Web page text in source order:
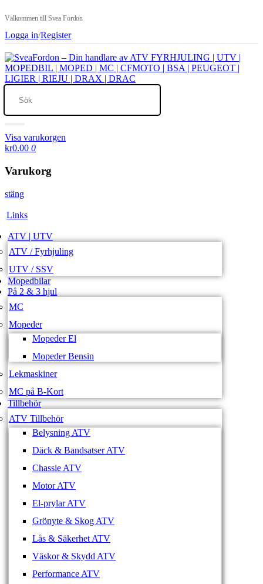
Välkommen till Svea Fordon
Logga in/Register
Visa varukorgen
kr0.00 0
Varukorg
stäng
Links
ATV | UTV
ATV / Fyrhjuling
UTV / SSV
Mopedbilar
På 2 & 3 hjul
MC
Mopeder
Mopeder El
Mopeder Bensin
Lekmaskiner
MC på B-Kort
Tillbehör
ATV Tillbehör
Belysning ATV
Däck & Bandsatser ATV
Chassie ATV
Motor ATV
El-prylar ATV
Grönyte & Skog ATV
Lås & Säkerhet ATV
Väskor & Skydd ATV
Performance ATV